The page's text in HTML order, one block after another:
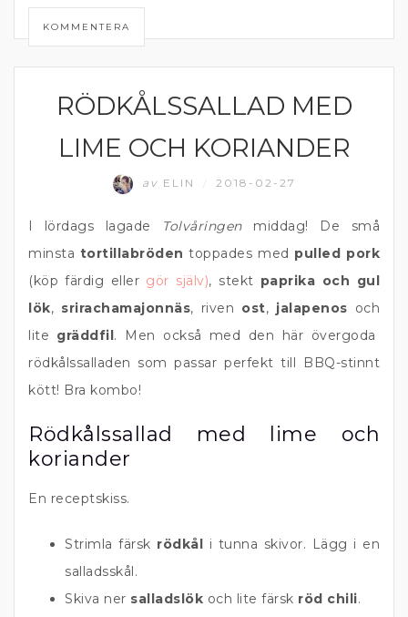
KOMMENTERA
GRÖNA TILLBEHÖR
RÖDKÅLSSALLAD MED
LIME OCH KORIANDER
av ELIN 2018-02-27
I lördags lagade Tolvåringenmiddag! De små
minsta tortillabröden toppades med pulled pork
(köp färdig eller gör själv), stekt paprika och gul
lök, srirachamajonnäs, riven ost, jalapenos och
lite gräddfil. Men också med den här övergoda
rödkålssalladen som passar perfekt till BBQ-stinnt
kött! Bra kombo!
Rödkålssallad med lime och
koriander
En receptskiss.
Strimla färsk rödkål i tunna skivor. Lägg i en
salladsskål.
Skiva ner salladslök och lite färsk röd chili.